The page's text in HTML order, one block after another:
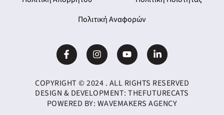
Πολιτική Αναφορών
COPYRIGHT © 2024 . ALL RIGHTS RESERVED
DESIGN & DEVELOPMENT:THEFUTURECATS
POWERED BY: WAVEMAKERS AGENCY